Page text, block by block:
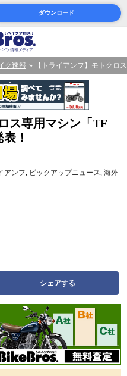
ダウンロード
ク速報 【トライアンフ】モトクロ
ス専用マシン「TF
！
アンフ, ピックアップニュース, 海外
シェアする